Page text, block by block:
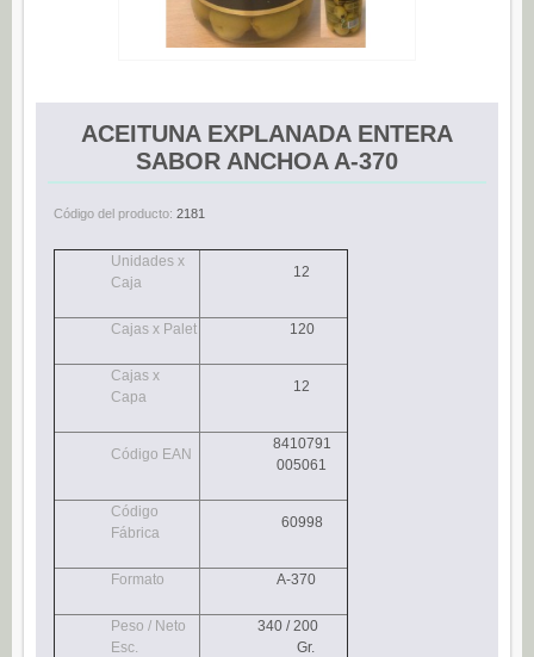
Anchoas (25)
Boquerones (3)
Sardinillas (15)
CONSERVAS DULCES
Ecológico (0)
Frutas en almíbar / en su jugo (0)
Navidad (0)
Congelados (27)
Agua (22)
ACEITUNA EXPLANADA ENTERA
SABOR ANCHOA A-370
Código del producto: 2181
Unidades x
Caja
12
Cajas x Palet 120
Cajas x
Capa
12
Código EAN
8410791
005061
Código
Fábrica
60998
Formato A-370
Peso / Neto
Esc.
340 / 200
Gr.